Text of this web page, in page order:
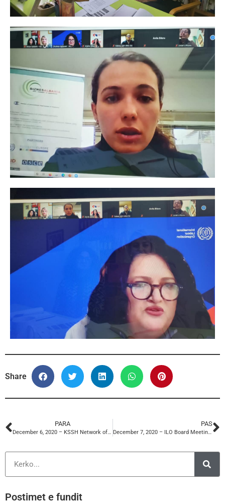
Share
PARA
December 6, 2020 – KSSH Network of Pensioners
PAS
December 7, 2020 – ILO Board Meeting. Women’s Empowerment
Postimet e fundit